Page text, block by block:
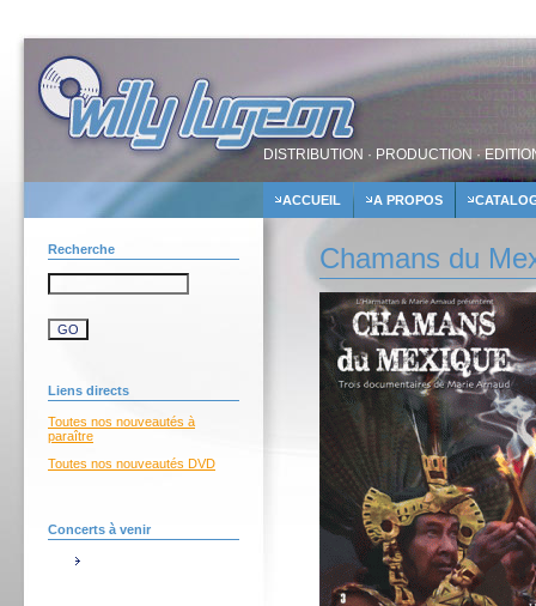
DISTRIBUTION · PRODUCTION ·
ACCUEIL A PROPOS
Recherche
Liens directs
Toutes nos nouveautés à
paraître
Toutes nos nouveautés DVD
Concerts à venir
Chamans du